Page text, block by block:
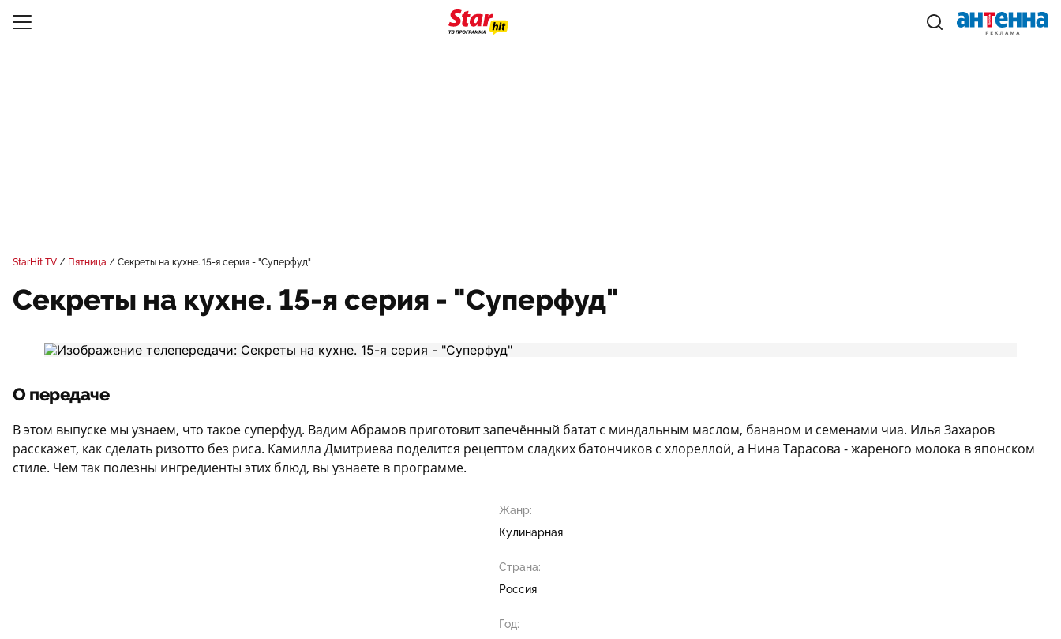
StarHit TV Пятница Секреты на кухне. 15-я серия - "Суперфуд"
Секреты на кухне. 15-я серия - "Суперфуд"
О передаче
В этом выпуске мы узнаем, что такое суперфуд. Вадим Абрамов приготовит запечённый батат с миндальным маслом, бананом и семенами чиа. Илья Захаров
расскажет, как сделать ризотто без риса. Камилла Дмитриева поделится рецептом сладких батончиков с хлореллой, а Нина Тарасова - жареного молока в японском
стиле. Чем так полезны ингредиенты этих блюд, вы узнаете в программе.
Жанр:
Кулинарная
Страна:
Россия
Год: